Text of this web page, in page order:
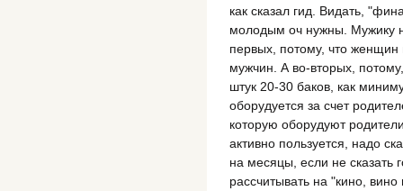
как сказал гид. Видать,
молодым оч нужны. Мужику
первых, потому, что
мужчин. А во-вторых,
штук 20-30 баков, как
оборудуется за счет
которую оборудуют
активно пользуется, надо
на месяцы, если не сказать
рассчитывать на "кино,